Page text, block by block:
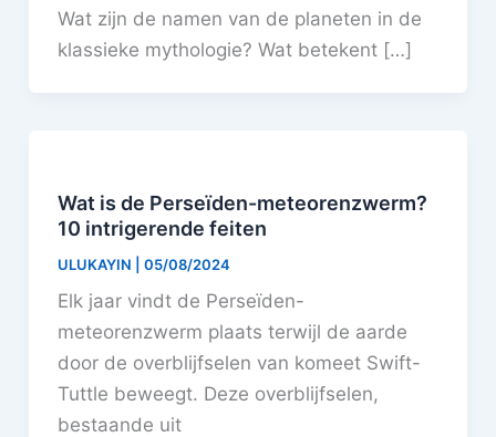
Wat zijn de namen van de planeten in de
klassieke mythologie? Wat betekent […]
Wat is de Perseïden-meteorenzwerm?
10 intrigerende feiten
ULUKAYIN 05/08/2024
Elk jaar vindt de Perseïden-
meteorenzwerm plaats terwijl de aarde
door de overblijfselen van komeet Swift-
Tuttle beweegt. Deze overblijfselen,
bestaande uit